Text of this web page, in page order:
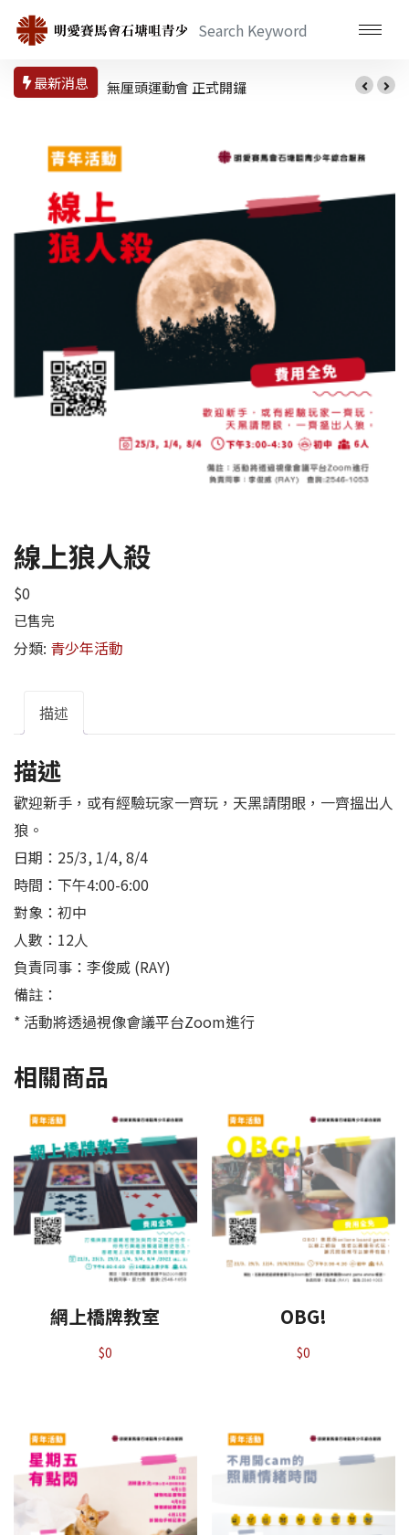
最新消息 無厘頭運動會 正式開鑼
線上狼人殺
$0
已售完
分類: 青少年活動
描述
描述
歡迎新手，或有經驗玩家一齊玩，天黑請閉眼，一齊搵出人
狼。
日期：25/3, 1/4, 8/4
時間：下午4:00-6:00
對象：初中
人數：12人
負責同事：李俊威 (RAY)
備註：
* 活動將透過視像會議平台Zoom進行
相關商品
網上橋牌教室
$0
OBG!
$0